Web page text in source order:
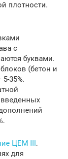
плотности.
с
буквами.
(бетон и
35%.
ЦЕМ III.
для